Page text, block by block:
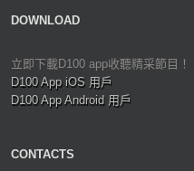
DOWNLOAD
立即下載D100 app收聽精采節目！
D100 App iOS 用戶
D100 App Android 用戶
CONTACTS